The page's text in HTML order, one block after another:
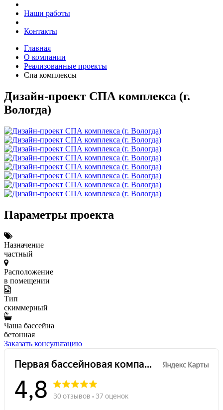
Наши работы
Контакты
Главная
О компании
Реализованные проекты
Спа комплексы
Дизайн-проект СПА комплекса (г.
Вологда)
Параметры проекта
Назначение
частный
Расположение
в помещении
Тип
скиммерный
Чаша бассейна
бетонная
Заказать консультацию